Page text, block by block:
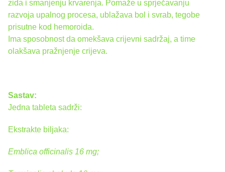
zida i smanjenju krvarenja. Pomaže u sprječavanju
razvoja upalnog procesa, ublažava bol i svrab, tegobe
prisutne kod hemoroida.
Ima sposobnost da omekšava crijevni sadržaj, a time
olakšava pražnjenje crijeva.
Sastav:
Jedna tableta sadrži:
Ekstrakte biljaka:
Emblica officinalis 16 mg;